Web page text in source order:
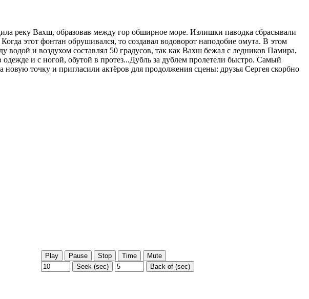
реку Вахш, образовав между гор обширное море. Излишки паводка сбрасывали
этот фонтан обрушивался, то создавал водоворот наподобие омута. В этом
и воздухом составлял 50 градусов, так как Вахш бежал с ледников Памира,
одежде и с ногой, обутой в протез...Дубль за дублем пролетели быстро. Самый
точку и пригласили актёров для продолжения сцены: друзья Сергея скорбно